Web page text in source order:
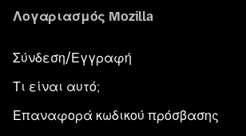
Λογαριασμός Mozilla
Σύνδεση/Εγγραφή
Τι είναι αυτό;
Επαναφορά κωδικού πρόσβασης